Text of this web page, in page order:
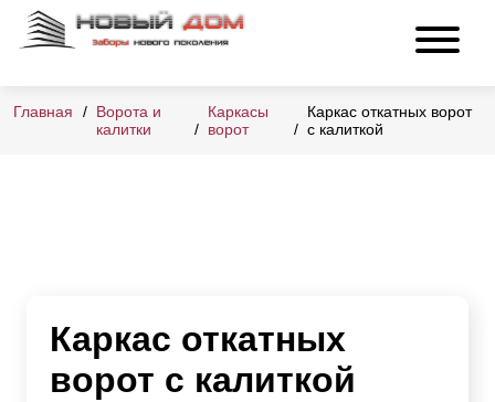
Главная
Ворота и
калитки
Каркасы
ворот
Каркас откатных ворот
с калиткой
Каркас откатных
ворот с калиткой